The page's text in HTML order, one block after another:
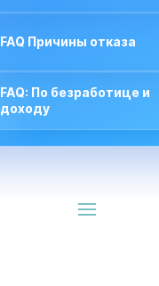
FAQ Причины отказа
FAQ: По безработице и
доходу